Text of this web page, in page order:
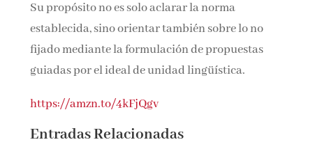
Su propósito no es solo aclarar la norma
establecida, sino orientar también sobre lo no
fijado mediante la formulación de propuestas
guiadas por el ideal de unidad lingüística.
https://amzn.to/4kFjQgv
Entradas Relacionadas